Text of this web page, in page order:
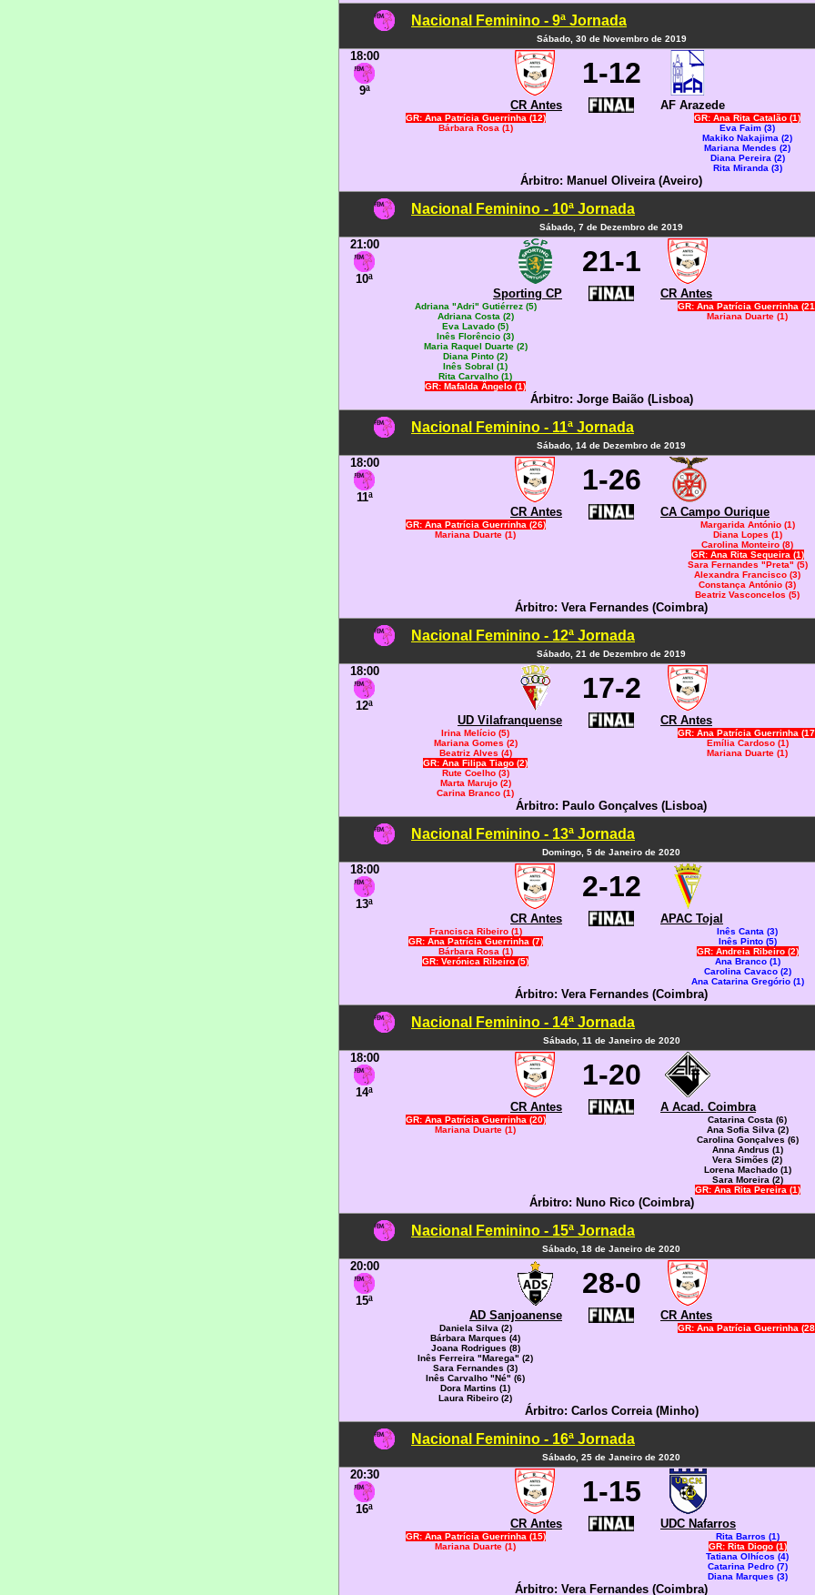
Nacional Feminino - 9ª Jornada
Sábado, 30 de Novembro de 2019
18:00
9ª
1-12
CR Antes AF Arazede
GR: Ana Patrícia Guerrinha (12)
Bárbara Rosa (1)
GR: Ana Rita Catalão (1)
Eva Faim (3)
Makiko Nakajima (2)
Mariana Mendes (2)
Diana Pereira (2)
Rita Miranda (3)
Árbitro: Manuel Oliveira (Aveiro)
Nacional Feminino - 10ª Jornada
Sábado, 7 de Dezembro de 2019
21:00
10ª
21-1
Sporting CP CR Antes
Adriana "Adri" Gutiérrez (5)
Adriana Costa (2)
Eva Lavado (5)
Inês Florêncio (3)
Maria Raquel Duarte (2)
Diana Pinto (2)
Inês Sobral (1)
Rita Carvalho (1)
GR: Mafalda Ângelo (1)
GR: Ana Patrícia Guerrinha
Mariana Duarte (1)
Árbitro: Jorge Baião (Lisboa)
Nacional Feminino - 11ª Jornada
Sábado, 14 de Dezembro de 2019
18:00
11ª
1-26
CR Antes CA Campo Ourique
GR: Ana Patrícia Guerrinha (26)
Mariana Duarte (1)
Margarida António (1)
Diana Lopes (1)
Carolina Monteiro (8)
GR: Ana Rita Sequeira (1)
Sara Fernandes "Preta" (5)
Alexandra Francisco (3)
Constança António (3)
Beatriz Vasconcelos (5)
Árbitro: Vera Fernandes (Coimbra)
Nacional Feminino - 12ª Jornada
Sábado, 21 de Dezembro de 2019
18:00
12ª
17-2
UD Vilafranquense CR Antes
Irina Melício (5)
Mariana Gomes (2)
Beatriz Alves (4)
GR: Ana Filipa Tiago (2)
Rute Coelho (3)
Marta Marujo (2)
Carina Branco (1)
GR: Ana Patrícia Guerrinha
Emília Cardoso (1)
Mariana Duarte (1)
Árbitro: Paulo Gonçalves (Lisboa)
Nacional Feminino - 13ª Jornada
Domingo, 5 de Janeiro de 2020
18:00
13ª
2-12
CR Antes APAC Tojal
Francisca Ribeiro (1)
GR: Ana Patrícia Guerrinha (7)
Bárbara Rosa (1)
GR: Verónica Ribeiro (5)
Inês Canta (3)
Inês Pinto (5)
GR: Andreia Ribeiro (2)
Ana Branco (1)
Carolina Cavaco (2)
Ana Catarina Gregório (1)
Árbitro: Vera Fernandes (Coimbra)
Nacional Feminino - 14ª Jornada
Sábado, 11 de Janeiro de 2020
18:00
14ª
1-20
CR Antes A Acad. Coimbra
GR: Ana Patrícia Guerrinha (20)
Mariana Duarte (1)
Catarina Costa (6)
Ana Sofia Silva (2)
Carolina Gonçalves (6)
Anna Andrus (1)
Vera Simões (2)
Lorena Machado (1)
Sara Moreira (2)
GR: Ana Rita Pereira (1)
Árbitro: Nuno Rico (Coimbra)
Nacional Feminino - 15ª Jornada
Sábado, 18 de Janeiro de 2020
20:00
15ª
28-0
AD Sanjoanense CR Antes
Daniela Silva (2)
Bárbara Marques (4)
Joana Rodrigues (8)
Inês Ferreira "Marega" (2)
Sara Fernandes (3)
Inês Carvalho "Né" (6)
Dora Martins (1)
Laura Ribeiro (2)
GR: Ana Patrícia Guerrinha
Árbitro: Carlos Correia (Minho)
Nacional Feminino - 16ª Jornada
Sábado, 25 de Janeiro de 2020
20:30
16ª
1-15
CR Antes UDC Nafarros
GR: Ana Patrícia Guerrinha (15)
Mariana Duarte (1)
Rita Barros (1)
GR: Rita Diogo (1)
Tatiana Olhícos (4)
Catarina Pedro (7)
Diana Marques (3)
Árbitro: Vera Fernandes (Coimbra)